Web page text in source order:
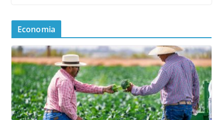
Economia